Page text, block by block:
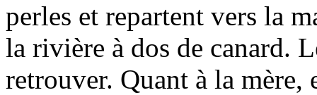
perles et repartent vers la
la rivière à dos de canard.
retrouver. Quant à la mère,